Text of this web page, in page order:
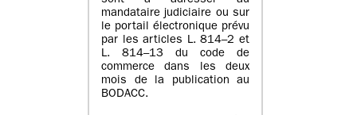
mandataire judiciaire ou sur
le portail électronique prévu
par les articles L. 814–2 et
L. 814–13 du code de
commerce dans les deux
mois de la publication au
BODACC.